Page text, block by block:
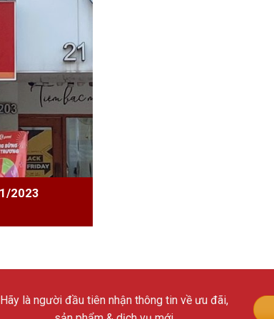
Hãy là người đầu tiên nhận thông tin về ưu đãi,